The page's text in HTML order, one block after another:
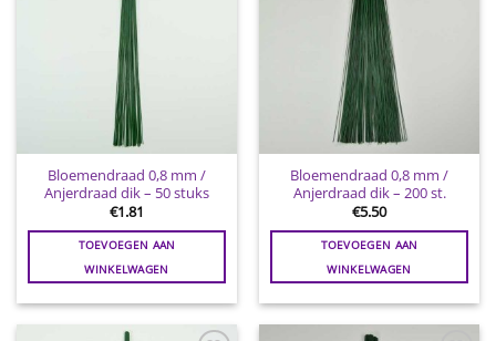
Bloemendraad 0,8 mm /
Anjerdraad dik – 50 stuks
€1.81
TOEVOEGEN AAN
WINKELWAGEN
Bloemendraad 0,8 mm /
Anjerdraad dik – 200 st.
€5.50
TOEVOEGEN AAN
WINKELWAGEN